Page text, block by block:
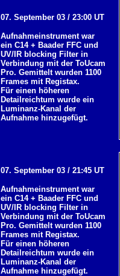
07. September 03 / 23:00 UT
Aufnahmeinstrument war
ein C14 + Baader FFC und
UV/IR blocking Filter in
Verbindung mit der ToUcam
Pro. Gemittelt wurden 1100
Frames mit Registax.
Für einen höheren
Detailreichtum wurde ein
Luminanz-Kanal der
Aufnahme hinzugefügt.
07. September 03 / 21:45 UT
Aufnahmeinstrument war
ein C14 + Baader FFC und
UV/IR blocking Filter in
Verbindung mit der ToUcam
Pro. Gemittelt wurden 1100
Frames mit Registax.
Für einen höheren
Detailreichtum wurde ein
Luminanz-Kanal der
Aufnahme hinzugefügt.